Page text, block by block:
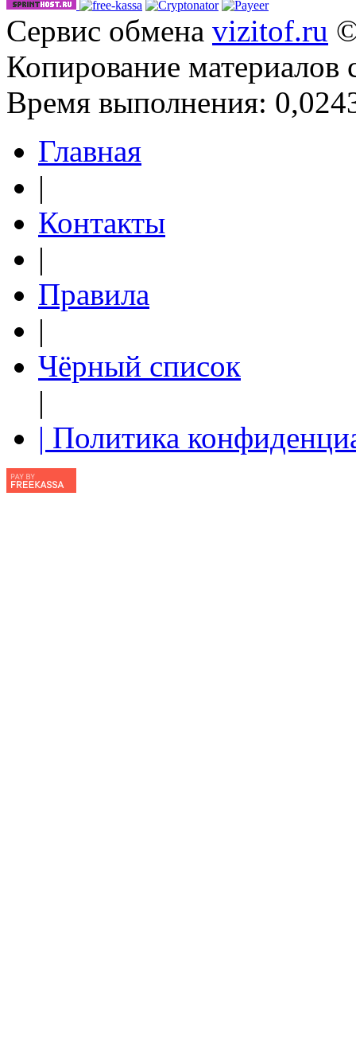
Сервис обмена vizitof.ru
Копирование материалов
Время выполнения:
Главная
|
Контакты
|
Правила
|
Чёрный список
|
| Политика